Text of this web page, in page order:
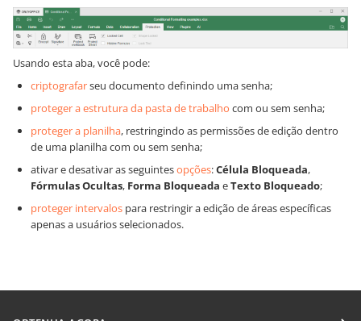
Usando esta aba, você pode:
criptografarseu documento definindo uma senha;
proteger a estrutura da pasta de trabalho com ou sem senha;
proteger a planilha, restringindo as permissões de edição dentro
de uma planilha com ou sem senha;
ativar e desativar as seguintesopções:Célula Bloqueada,
Fórmulas Ocultas, Forma Bloqueada eTexto Bloqueado;
proteger intervalos para restringir a edição de áreas específicas
apenas a usuários selecionados.